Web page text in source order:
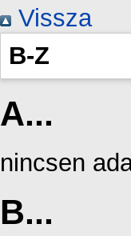
Vissza
B-Z
A...
nincsen
B...